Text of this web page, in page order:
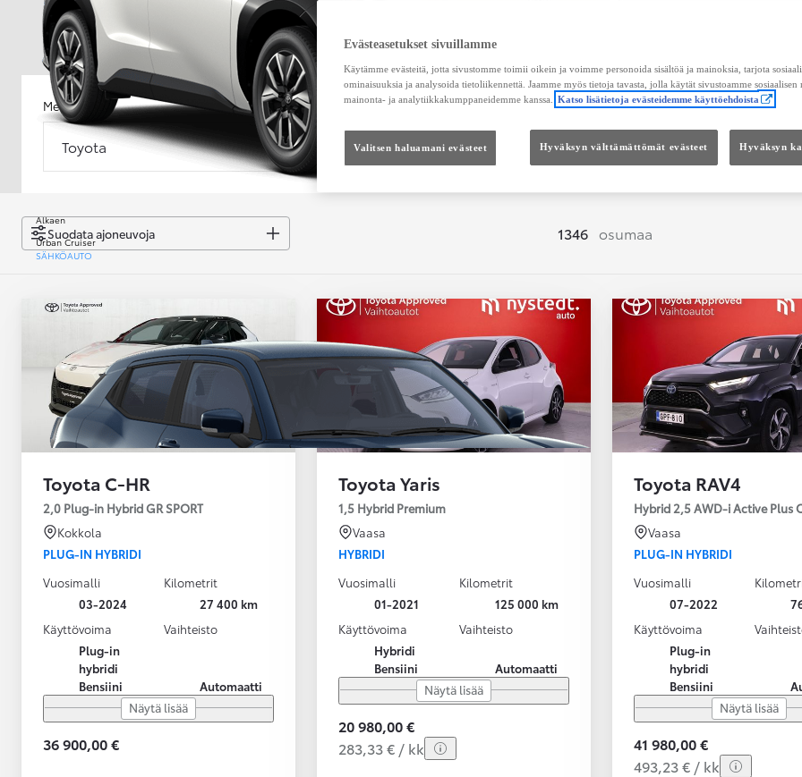
Alkaen
Urban Cruiser
SÄHKÖAUTO
Merkki
Toyota
Malli
Malli
Hinta
Kokonaishinta
Suodata ajoneuvoja 1346 osumaa
Toyota C-HR
2,0 Plug-in Hybrid GR SPORT
Kokkola
PLUG-IN HYBRIDI
Vuosimalli
03-2024
Kilometrit
27 400 km
Käyttövoima
Plug-in
hybridi
Bensiini
Vaihteisto
Automaatti
Näytä lisää
36 900,00 €
Toyota Yaris
1,5 Hybrid Premium
Vaasa
HYBRIDI
Vuosimalli
01-2021
Kilometrit
125 000 km
Käyttövoima
Hybridi
Bensiini
Vaihteisto
Automaatti
Näytä lisää
20 980,00 €
283,33 € / kk
Toyota RAV4
Hybrid 2,5 AWD-i Active Plus
Vaasa
PLUG-IN HYBRIDI
Vuosimalli
07-2022
Käyttövoima
Plug-in
hybridi
Bensiini
Näytä lisää
41 980,00 €
493,23 € / kk
Evästeasetukset sivuillamme
Käytämme evästeitä, jotta sivustomme toimii oikein ja voimme personoida sisältöä ja mainoksia, tarjota
ominaisuuksia ja analysoida tietoliikennettä. Jaamme myös tietoja tavasta, jolla käytät sivustoamme sosiaalisen
mainonta- ja analytiikkakumppaneidemme kanssa.
Katso lisätietoja evästeidemme käyttöehdoista
Valitsen haluamani evästeet Hyväksyn välttämättömät evästeet Hyväksyn